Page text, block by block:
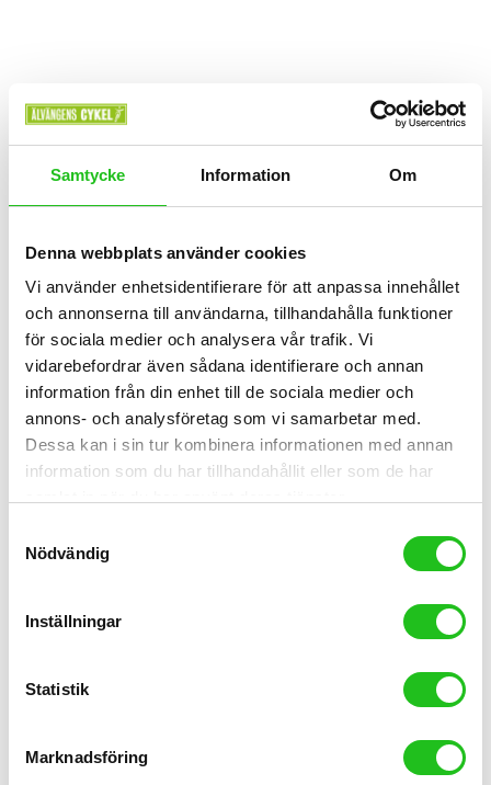
Samtycke Information Om
Denna webbplats använder cookies
Vi använder enhetsidentifierare för att anpassa innehållet
och annonserna till användarna, tillhandahålla funktioner
för sociala medier och analysera vår trafik. Vi
vidarebefordrar även sådana identifierare och annan
information från din enhet till de sociala medier och
annons- och analysföretag som vi samarbetar med.
Dessa kan i sin tur kombinera informationen med annan
information som du har tillhandahållit eller som de har
Nödvändig
Inställningar
Statistik
Marknadsföring
Cykeltillbehör
699,00 kr
399,00kr